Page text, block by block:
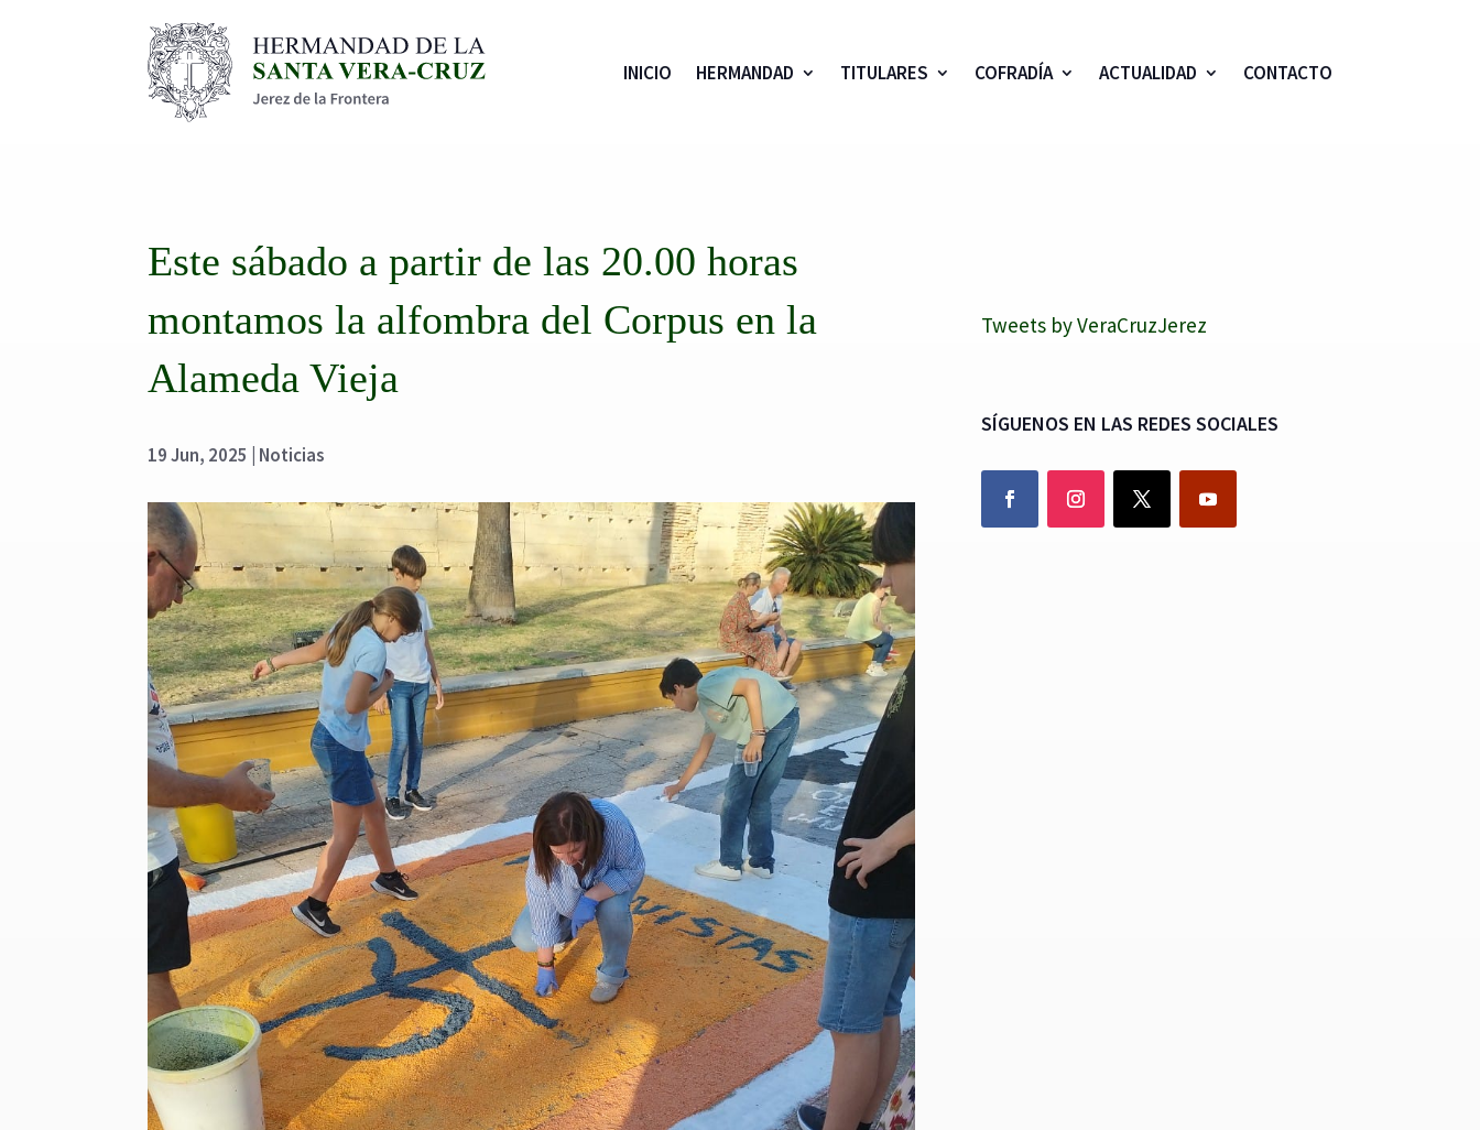
INICIO HERMANDAD TITULARES COFRADÍA ACTUALIDAD CONTACTO
Este sábado a partir de las 20.00 horas
montamos la alfombra del Corpus en la
Alameda Vieja
19 Jun, 2025 Noticias
Tweets by VeraCruzJerez
SÍGUENOS EN LAS REDES SOCIALES